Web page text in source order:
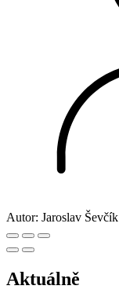
Autor: Jaroslav Ševčík
Aktuálně